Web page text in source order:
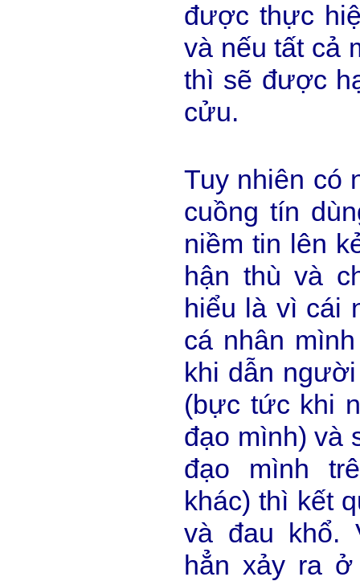
được thực
và nếu tất cả
thì sẽ được
cửu.
Tuy nhiên có
cuồng tín
niềm tin lên
hận thù và
hiểu là vì cái
cá nhân
khi dẫn
(bực tức khi
đạo mình) và
đạo mình
khác) thì kết
và đau khổ.
hẳn xảy ra